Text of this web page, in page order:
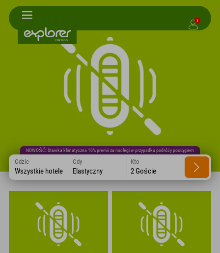
1
NOWOŚĆ: Stawka klimatyczna 10% premii za noclegi w przypadku podróży pociągiem
Gdzie
Wszystkie hotele
Gdy
Elastyczny
Kto
2 Goście